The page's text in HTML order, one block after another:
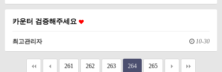
카운터 검증해주세요
최고관리자 10-30
261 262 263 264 265